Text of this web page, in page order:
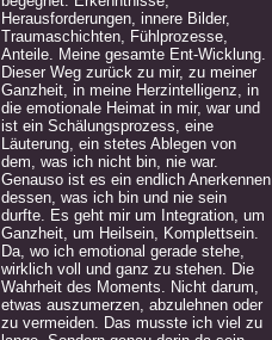
Herausforderungen, innere Bilder,
Traumaschichten, Fühlprozesse,
Anteile. Meine gesamte Ent-Wicklung.
Dieser Weg zurück zu mir, zu meiner
Ganzheit, in meine Herzintelligenz, in
die emotionale Heimat in mir, war und
ist ein Schälungsprozess, eine
Läuterung, ein stetes Ablegen von
dem, was ich nicht bin, nie war.
Genauso ist es ein endlich Anerkennen
dessen, was ich bin und nie sein
durfte. Es geht mir um Integration, um
Ganzheit, um Heilsein, Komplettsein.
Da, wo ich emotional gerade stehe,
wirklich voll und ganz zu stehen. Die
Wahrheit des Moments. Nicht darum,
etwas auszumerzen, abzulehnen oder
zu vermeiden. Das musste ich viel zu